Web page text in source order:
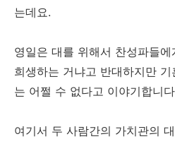
는데요.
영일은 대를 위해서 찬성파들
희생하는 거냐고 반대하지만
는 어쩔 수 없다고 이야기합니
여기서 두 사람간의 가치관의